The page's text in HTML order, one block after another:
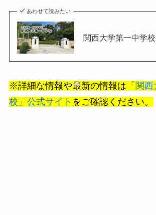
あわせて読みたい
関西大学第一中学校
※詳細な情報や最新の情報は 「関
校」公式サイト をご確認ください。